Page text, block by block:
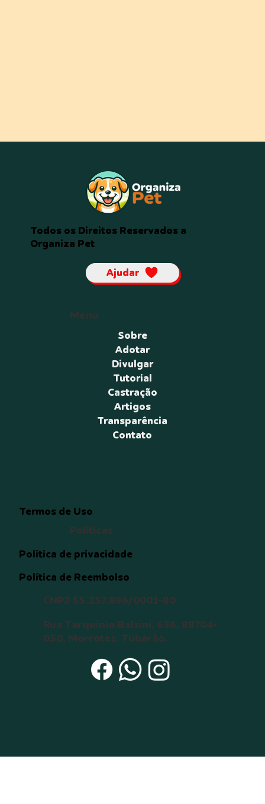
Termos de Uso
Política de Reembolso
Politica de privacidade
Políticas
CNPJ 55.257.896/0001-80
Rua Tarquinio Balsini, 636, 88704-
050, Morrotes, Tubarão.
Sobre
Adotar
Divulgar
Tutorial
Castração
Artigos
Transparência
Contato
Menu
Todos os Direitos Reservados a
Organiza Pet
Ajudar